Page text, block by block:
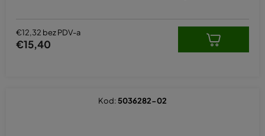
€12,32 bez PDV-a
€15,40
Kod: 5036282-02